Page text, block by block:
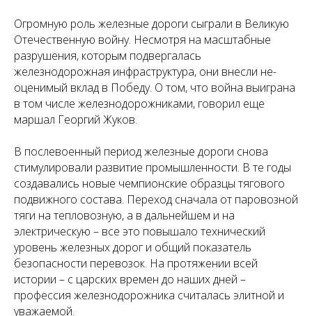
Огромную роль железные дороги сыграли в Великую
Отечественную войну. Несмотря на масштабные
разрушения, которым подвергалась
железнодорожная инфраструктура, они внесли не­
оценимый вклад в Победу. О том, что война выиграна
в том числе железнодорожниками, говорил еще
маршал Георгий Жуков.
В послевоенный период железные дороги снова
стимулировали развитие промышленности. В те годы
создавались новые чемпионские образцы тягового
подвижного состава. Переход сначала от паровозной
тяги на тепловозную, а в дальнейшем и на
электрическую – все это повышало технический
уровень железных дорог и общий показатель
безопасности перевозок. На протяжении всей
истории – с царских времен до наших дней –
профессия железно­дорожника считалась элитной и
уважаемой.